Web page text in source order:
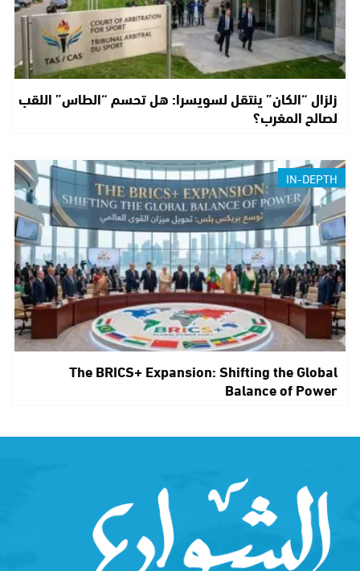
زلزال “الكان” ينتقل لسويسرا: هل تحسم “الطاس” اللقب
لصالح المغرب؟
IN-DEPTH
The BRICS+ Expansion: Shifting the Global
Balance of Power